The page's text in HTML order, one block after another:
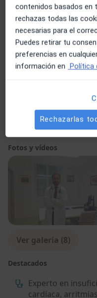
Cardiopatía coronaria
Cardiopatía isquémica
Pacientes que atiendo
Adultos
PresencialVer
VideoconsultaVer
Fotos y vídeos
Ver galería (8)
Destacados
Experto en
cardíaca,
contenidos basados en
rechazas todas las
necesarias para el
Puedes retirar tu
preferencias en
información en Política
Rechazarlas